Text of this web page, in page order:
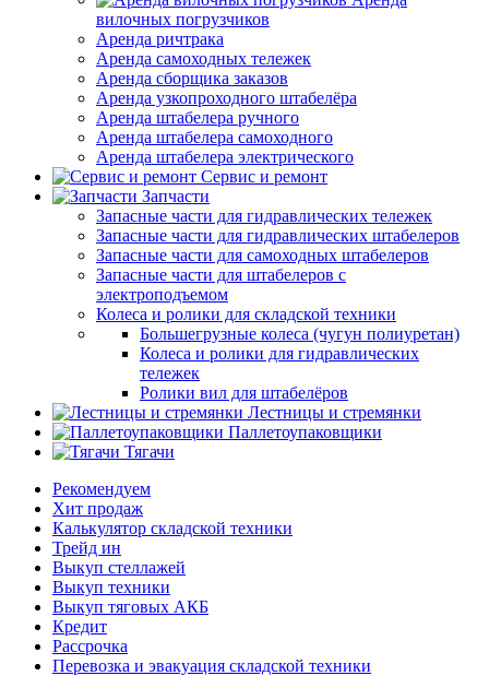
вилочных погрузчиков
Аренда ричтрака
Аренда самоходных тележек
Аренда сборщика заказов
Аренда узкопроходного штабелёра
Аренда штабелера ручного
Аренда штабелера самоходного
Аренда штабелера электрического
Сервис и ремонт
Запчасти
Запасные части для гидравлических тележек
Запасные части для гидравлических штабелеров
Запасные части для самоходных штабелеров
Запасные части для штабелеров с
электроподъемом
Колеса и ролики для складской техники
Большегрузные колеса (чугун полиуретан)
Колеса и ролики для гидравлических
тележек
Ролики вил для штабелёров
Лестницы и стремянки
Паллетоупаковщики
Тягачи
Рекомендуем
Хит продаж
Калькулятор складской техники
Трейд ин
Выкуп стеллажей
Выкуп техники
Выкуп тяговых АКБ
Кредит
Рассрочка
Перевозка и эвакуация складской техники